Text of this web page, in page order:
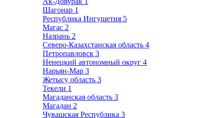
Шагонар 1
Республика Ингушетия 5
Магас 2
Назрань 2
Северо-Казахстанская область 4
Петропавловск 3
Ненецкий автономный округ 4
Нарьян-Мар 3
Жетысу область 3
Текели 1
Магаданская область 3
Магадан 2
Чувашская Республика 3